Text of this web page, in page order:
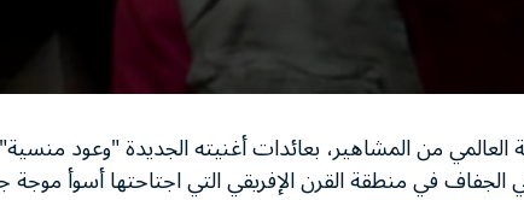
العالمي من المشاهير، بعائدات أغنيته الجديدة "وعود
الجفاف في منطقة القرن الإفريقي التي اجتاحتها أسوأ